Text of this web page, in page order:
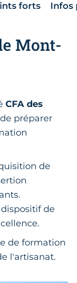
forts Infos
Mont-
CFA des
préparer
de
de
de formation
l'artisanat.